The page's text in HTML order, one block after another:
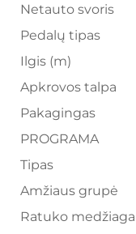
Netauto svoris
Pedalų tipas
Ilgis (m)
Apkrovos talpa
Pakagingas
PROGRAMA
Tipas
Amžiaus grupė
Ratuko medžiaga